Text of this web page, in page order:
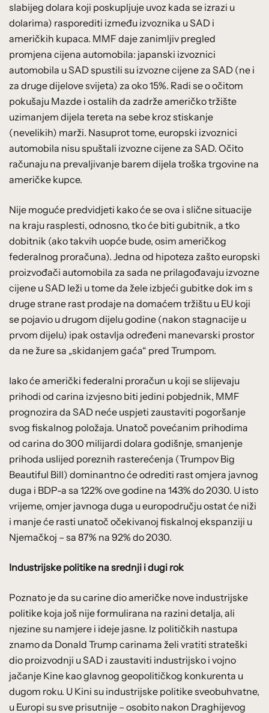
slabijeg dolara koji poskupljuje uvoz kada se izrazi u
dolarima) rasporediti između izvoznika u SAD i
američkih kupaca. MMF daje zanimljiv pregled
promjena cijena automobila: japanski izvoznici
automobila u SAD spustili su izvozne cijene za SAD (ne i
za druge dijelove svijeta) za oko 15%. Radi se o očitom
pokušaju Mazde i ostalih da zadrže američko tržište
uzimanjem dijela tereta na sebe kroz stiskanje
(nevelikih) marži. Nasuprot tome, europski izvoznici
automobila nisu spuštali izvozne cijene za SAD. Očito
računaju na prevaljivanje barem dijela troška trgovine na
američke kupce.
Nije moguće predvidjeti kako će se ova i slične situacije
na kraju rasplesti, odnosno, tko će biti gubitnik, a tko
dobitnik (ako takvih uopće bude, osim američkog
federalnog proračuna). Jedna od hipoteza zašto europski
proizvođači automobila za sada ne prilagođavaju izvozne
cijene u SAD leži u tome da žele izbjeći gubitke dok im s
druge strane rast prodaje na domaćem tržištu u EU koji
se pojavio u drugom dijelu godine (nakon stagnacije u
prvom dijelu) ipak ostavlja određeni manevarski prostor
da ne žure sa „skidanjem gaća“ pred Trumpom.
Iako će američki federalni proračun u koji se slijevaju
prihodi od carina izvjesno biti jedini pobjednik, MMF
prognozira da SAD neće uspjeti zaustaviti pogoršanje
svog fiskalnog položaja. Unatoč povećanim prihodima
od carina do 300 milijardi dolara godišnje, smanjenje
prihoda uslijed poreznih rasterećenja (Trumpov Big
Beautiful Bill) dominantno će odrediti rast omjera javnog
duga i BDP-a sa 122% ove godine na 143% do 2030. U isto
vrijeme, omjer javnoga duga u europodručju ostat će niži
i manje će rasti unatoč očekivanoj fiskalnoj ekspanziji u
Njemačkoj – sa 87% na 92% do 2030.
Industrijske politike na srednji i dugi rok
Poznato je da su carine dio američke nove industrijske
politike koja još nije formulirana na razini detalja, ali
njezine su namjere i ideje jasne. Iz političkih nastupa
znamo da Donald Trump carinama želi vratiti strateški
dio proizvodnji u SAD i zaustaviti industrijsko i vojno
jačanje Kine kao glavnog geopolitičkog konkurenta u
dugom roku. U Kini su industrijske politike sveobuhvatne,
u Europi su sve prisutnije – osobito nakon Draghijevog